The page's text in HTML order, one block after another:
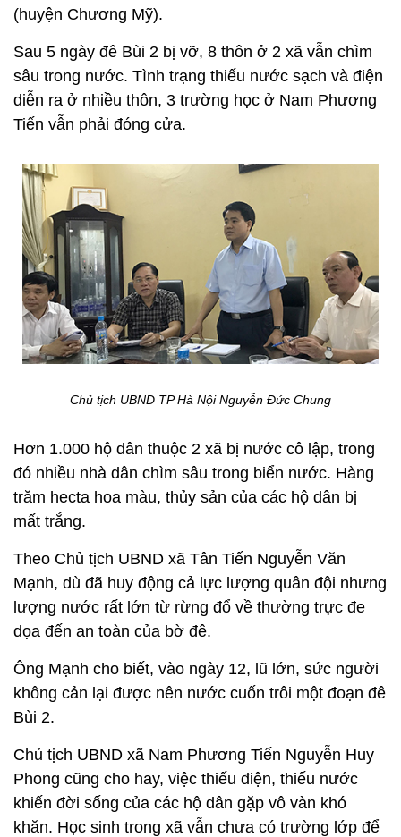
(huyện Chương Mỹ).
Sau 5 ngày đê Bùi 2 bị vỡ, 8 thôn ở 2 xã vẫn chìm
sâu trong nước. Tình trạng thiếu nước sạch và điện
diễn ra ở nhiều thôn, 3 trường học ở Nam Phương
Tiến vẫn phải đóng cửa.
Chủ tịch UBND TP Hà Nội Nguyễn Đức Chung
Hơn 1.000 hộ dân thuộc 2 xã bị nước cô lập, trong
đó nhiều nhà dân chìm sâu trong biển nước. Hàng
trăm hecta hoa màu, thủy sản của các hộ dân bị
mất trắng.
Theo Chủ tịch UBND xã Tân Tiến Nguyễn Văn
Mạnh, dù đã huy động cả lực lượng quân đội nhưng
lượng nước rất lớn từ rừng đổ về thường trực đe
dọa đến an toàn của bờ đê.
Ông Mạnh cho biết, vào ngày 12, lũ lớn, sức người
không cản lại được nên nước cuốn trôi một đoạn đê
Bùi 2.
Chủ tịch UBND xã Nam Phương Tiến Nguyễn Huy
Phong cũng cho hay, việc thiếu điện, thiếu nước
khiến đời sống của các hộ dân gặp vô vàn khó
khăn. Học sinh trong xã vẫn chưa có trường lớp để